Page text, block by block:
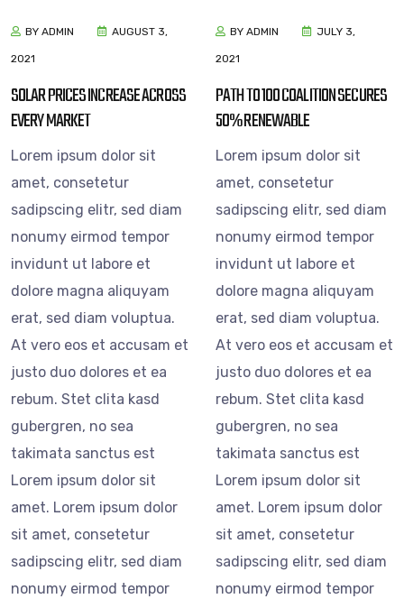
BY ADMIN AUGUST 3,
2021
SOLAR PRICES INCREASE ACROSS
EVERY MARKET
Lorem ipsum dolor sit
amet, consetetur
sadipscing elitr, sed diam
nonumy eirmod tempor
invidunt ut labore et
dolore magna aliquyam
erat, sed diam voluptua.
At vero eos et accusam et
justo duo dolores et ea
rebum. Stet clita kasd
gubergren, no sea
takimata sanctus est
Lorem ipsum dolor sit
amet. Lorem ipsum dolor
sit amet, consetetur
sadipscing elitr, sed diam
nonumy eirmod tempor
BY ADMIN JULY 3,
2021
PATH TO 100 COALITION SECURES
50% RENEWABLE
Lorem ipsum dolor sit
amet, consetetur
sadipscing elitr, sed diam
nonumy eirmod tempor
invidunt ut labore et
dolore magna aliquyam
erat, sed diam voluptua.
At vero eos et accusam et
justo duo dolores et ea
rebum. Stet clita kasd
gubergren, no sea
takimata sanctus est
Lorem ipsum dolor sit
amet. Lorem ipsum dolor
sit amet, consetetur
sadipscing elitr, sed diam
nonumy eirmod tempor